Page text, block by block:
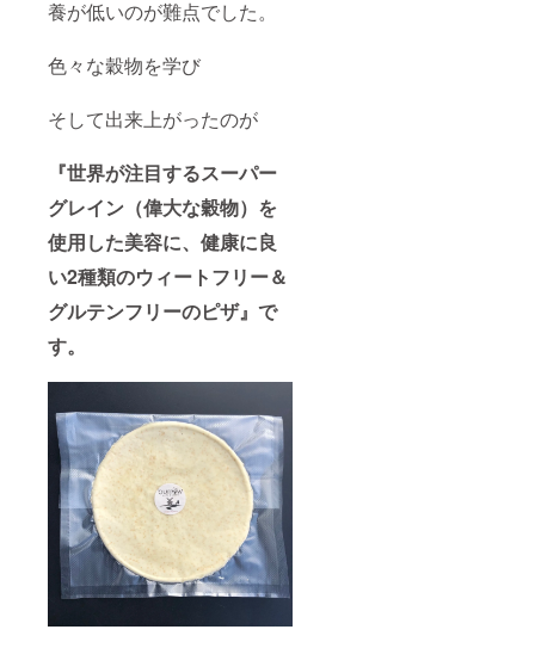
養が低いのが難点でした。
色々な穀物を学び
そして出来上がったのが
『世界が注目するスーパー
グレイン（偉大な穀物）を
使用した美容に、健康に良
い2種類のウィートフリー＆
グルテンフリーのピザ』で
す。